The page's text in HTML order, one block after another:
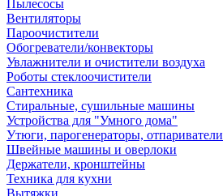
Пылесосы
Вентиляторы
Пароочистители
Обогреватели/конвекторы
Увлажнители и очистители воздуха
Роботы стеклоочистители
Сантехника
Стиральные, сушильные машины
Устройства для "Умного дома"
Утюги, парогенераторы, отпариватели
Швейные машины и оверлоки
Держатели, кронштейны
Техника для кухни
Вытяжки